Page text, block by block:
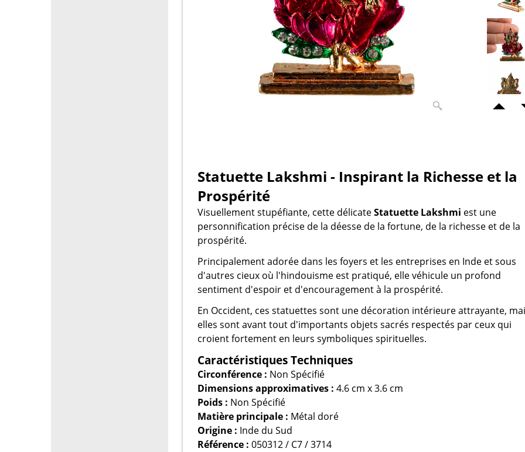
Statuette Lakshmi - Inspirant la Richesse et la
Prospérité
Visuellement stupéfiante, cette délicateStatuette Lakshmi est une
personnification précise de la déesse de la fortune, de la richesse et de la
prospérité.
Principalement adorée dans les foyers et les entreprises en Inde et sous
d'autres cieux où l'hindouisme est pratiqué, elle véhicule un profond
sentiment d'espoir et d'encouragement à la prospérité.
En Occident, ces statuettes sont une décoration intérieure attrayante,
elles sont avant tout d'importants objets sacrés respectés par ceux qui
croient fortement en leurs symboliques spirituelles.
Caractéristiques Techniques
Circonférence : Non Spécifié
Dimensions approximatives : 4.6 cm x 3.6 cm
Poids : Non Spécifié
Matière principale : Métal doré
Origine : Inde du Sud
Référence : 050312 / C7 / 3714